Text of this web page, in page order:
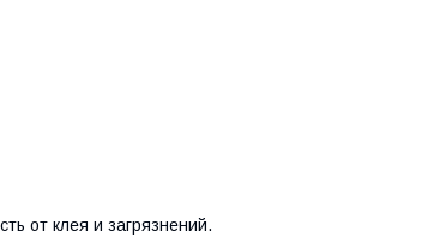
от клея и загрязнений.